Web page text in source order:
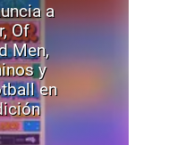
a
Of
Men,
y
en